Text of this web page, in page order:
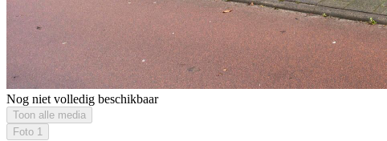
Nog niet volledig beschikbaar
Toon alle media
Foto 1